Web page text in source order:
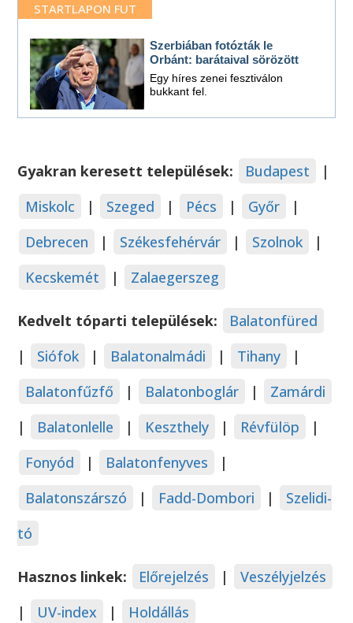
STARTLAPON FUT
Szerbiában fotózták le
Orbánt: barátaival sörözött
Egy híres zenei fesztiválon
bukkant fel.
Gyakran keresett települések: Budapest
|
Miskolc
| Szeged | Pécs | Győr
|
Debrecen
| Székesfehérvár | Szolnok
|
Kecskemét
| Zalaegerszeg
Kedvelt tóparti települések:
Balatonfüred
|
Siófok | Balatonalmádi | Tihany
|
Balatonfűzfő
| Balatonboglár |
Zamárdi
|
Balatonlelle | Keszthely | Révfülöp
|
Fonyód
| Balatonfenyves
|
Balatonszárszó
| Fadd-Dombori |
Szelidi-
tó
Hasznos linkek: Előrejelzés |
Veszélyjelzés
|
UV-index | Holdállás